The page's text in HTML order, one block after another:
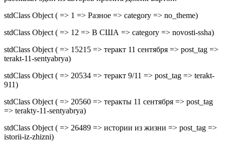
stdClass Object ( => 1 => Разное => category => no_theme)
stdClass Object ( => 12 => В США => category => novosti-ssha)
stdClass Object ( => 15215 => теракт 11 сентября => post_tag =>
terakt-11-sentyabrya)
stdClass Object ( => 20534 => теракт 9/11 => post_tag => terakt-
911)
stdClass Object ( => 20560 => теракты 11 сентября => post_tag
=> terakty-11-sentyabrya)
stdClass Object ( => 26489 => истории из жизни => post_tag =>
istorii-iz-zhizni)